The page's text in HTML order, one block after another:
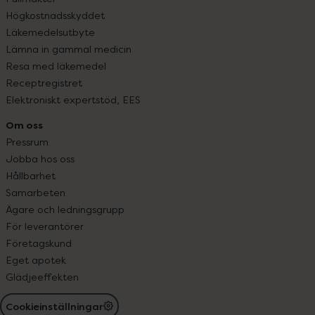
Högkostnadsskyddet
Läkemedelsutbyte
Lämna in gammal medicin
Resa med läkemedel
Receptregistret
Elektroniskt expertstöd, EES
Om oss
Pressrum
Jobba hos oss
Hållbarhet
Samarbeten
Ägare och ledningsgrupp
För leverantörer
Företagskund
Eget apotek
Glädjeeffekten
Cookieinställningar